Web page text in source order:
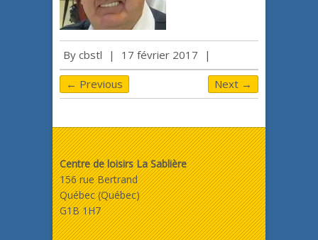
By cbstl | 17 février 2017 |
← Previous Next →
Centre de loisirs La Sablière
156 rue Bertrand
Québec (Québec)
G1B 1H7